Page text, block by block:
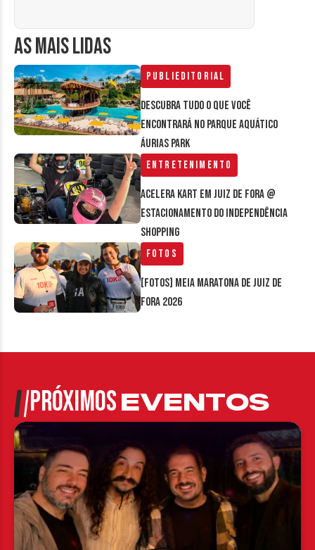
AS MAIS LIDAS
Publieditorial
Descubra tudo o que você
encontrará no parque aquático
Áurias Park
Entretenimento
Acelera Kart em Juiz de Fora @
estacionamento do Independência
Shopping
Fotos
[FOTOS] Meia Maratona de Juiz de
Fora 2026
PRÓXIMOSEVENTOS